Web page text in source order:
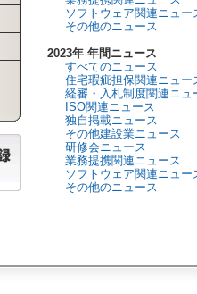
ソフトウェア関連ニュー
その他のニュース
2023年 年間ニュース
すべてのニュース
住宅瑕疵担保関連ニュー
経審・入札制度関連ニュ
ISO関連ニュース
独自掲載ニュース
その他建設業ニュース
研修会ニュース
業務提携関連ニュース
ソフトウェア関連ニュー
その他のニュース